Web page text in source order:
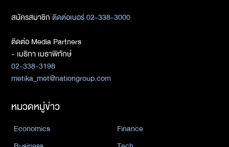
สมัครสมาชิกติดต่อเบอร์ 02-338-3000
ติดต่อ Media Partners
- เมธิกา เมธาพิทักษ์
02-338-3198
metika_met@nationgroup.com
หมวดหมู่ข่าว
Economics
Finance